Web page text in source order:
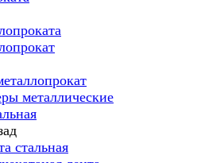
металлические
стальная